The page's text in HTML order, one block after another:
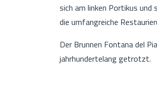
sich am linken Portikus
die umfangreiche
Der Brunnen Fontana del
jahrhundertelang getrotzt.